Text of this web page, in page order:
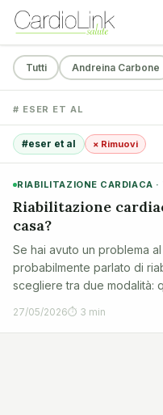
Tutti Andreina Carbone
# ESER ET AL
#eser et al × Rimuovi
RIABILITAZIONE CARDIACA
Riabilitazione
casa?
Se hai avuto un problema
probabilmente parlato di
scegliere tra due modalità:
quella a distanza
ci aiuta a capire …
27/05/2026⏱ 3 min